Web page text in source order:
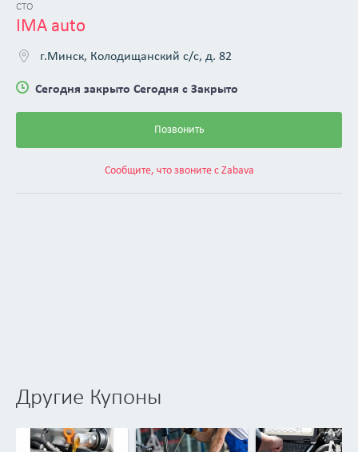
СТО
IMA auto
г.Минск, Колодищанский с/с, д. 82
Сегодня закрыто Сегодня с Закрыто
Позвонить
Сообщите, что звоните с Zabava
Другие Купоны